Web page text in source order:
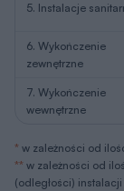
5. Instalacje
6. Wykończenie
zewnętrzne
7. Wykończenie
wewnętrzne
* w zależności od
** w zależności od
(odległości)